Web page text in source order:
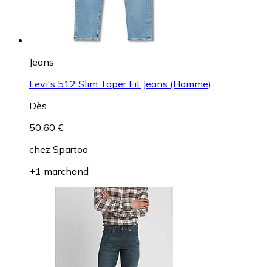
Jeans
Levi's 512 Slim Taper Fit Jeans (Homme)
Dès
50,60 €
chez Spartoo
+1 marchand